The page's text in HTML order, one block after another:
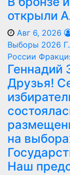
открыли
Авг 6, 2026
Выборы 2026
России
Геннадий
Друзья!
на
Наш